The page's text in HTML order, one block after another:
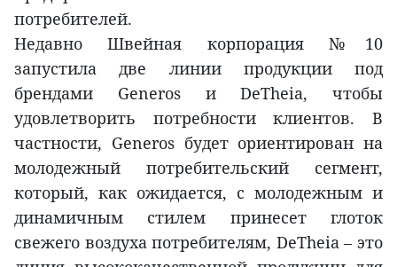
потребителей.
Недавно Швейная корпорация №10
запустила две линии продукции под
брендами Generos и DeTheia, чтобы
удовлетворить потребности клиентов. В
частности, Generos будет ориентирован на
молодежный потребительский сегмент,
который, как ожидается, с молодежным и
динамичным стилем принесет глоток
свежего воздуха потребителям, DeTheia – это